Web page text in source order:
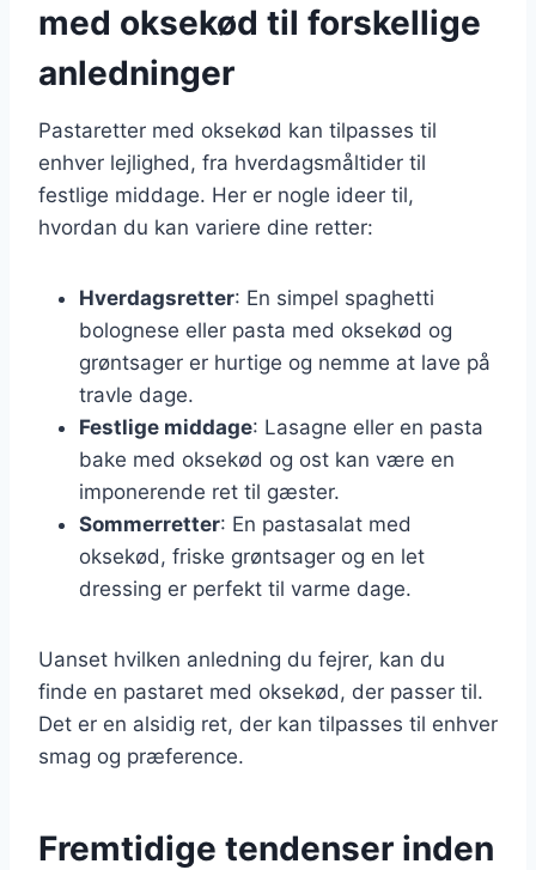
med oksekød til forskellige
anledninger
Pastaretter med oksekød kan tilpasses til
enhver lejlighed, fra hverdagsmåltider til
festlige middage. Her er nogle ideer til,
hvordan du kan variere dine retter:
Hverdagsretter: En simpel spaghetti
bolognese eller pasta med oksekød og
grøntsager er hurtige og nemme at lave på
travle dage.
Festlige middage: Lasagne eller en pasta
bake med oksekød og ost kan være en
imponerende ret til gæster.
Sommerretter: En pastasalat med
oksekød, friske grøntsager og en let
dressing er perfekt til varme dage.
Uanset hvilken anledning du fejrer, kan du
finde en pastaret med oksekød, der passer til.
Det er en alsidig ret, der kan tilpasses til enhver
smag og præference.
Fremtidige tendenser inden